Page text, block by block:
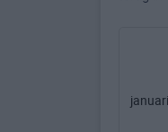
januari